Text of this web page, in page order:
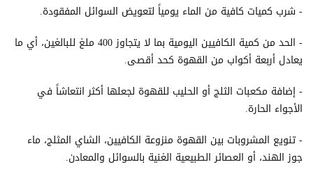
- شرب كميات كافية من الماء يومياً لتعويض السوائل المفقودة.
- الحد من كمية الكافيين اليومية بما لا يتجاوز 400 ملغ للبالغين، أي ما
يعادل أربعة أكواب من القهوة كحد أقصى.
- إضافة مكعبات الثلج أو الحليب للقهوة لجعلها أكثر انتعاشاً في
الأجواء الحارة.
- تنويع المشروبات بين القهوة منزوعة الكافيين، الشاي المثلج، ماء
جوز الهند، أو العصائر الطبيعية الغنية بالسوائل والمعادن.